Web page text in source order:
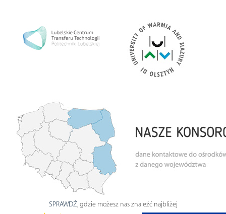
SPRAWDŹ, gdzie możesz nas znaleźć najbliżej